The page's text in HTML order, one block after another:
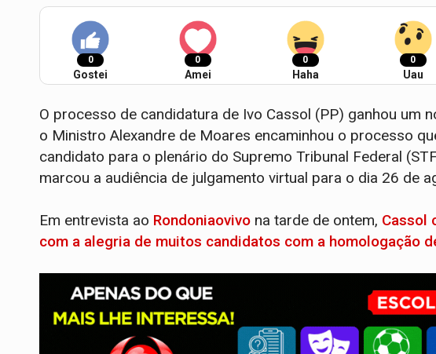
0
Gostei
0
Amei
0
Haha
0
Uau
O processo de candidatura de Ivo Cassol (PP) ganhou um
o Ministro Alexandre de Moares encaminhou o processo
candidato para o plenário do Supremo Tribunal Federal
marcou a audiência de julgamento virtual para o dia 26 de
Em entrevista ao Rondoniaovivo na tarde de ontem, Cassol
com a alegria de muitos candidatos com a homologação